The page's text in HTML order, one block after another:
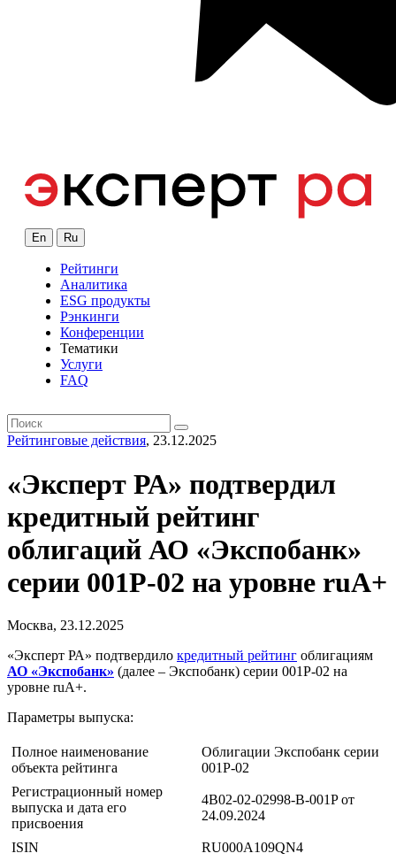
En Ru
Рейтинги
Аналитика
ESG продукты
Рэнкинги
Конференции
Тематики
Услуги
FAQ
Рейтинговые действия, 23.12.2025
«Эксперт РА» подтвердил
кредитный рейтинг
облигаций АО «Экспобанк»
серии 001P-02 на уровне ruA+
Москва, 23.12.2025
«Эксперт РА» подтвердило кредитный рейтинг облигациям
АО «Экспобанк» (далее – Экспобанк) серии 001Р-02 на
уровне ruA+.
Параметры выпуска:
Полное наименование
объекта рейтинга
Облигации Экспобанк серии
001P-02
Регистрационный номер
выпуска и дата его
присвоения
4B02-02-02998-B-001P от
24.09.2024
ISIN RU000A109QN4